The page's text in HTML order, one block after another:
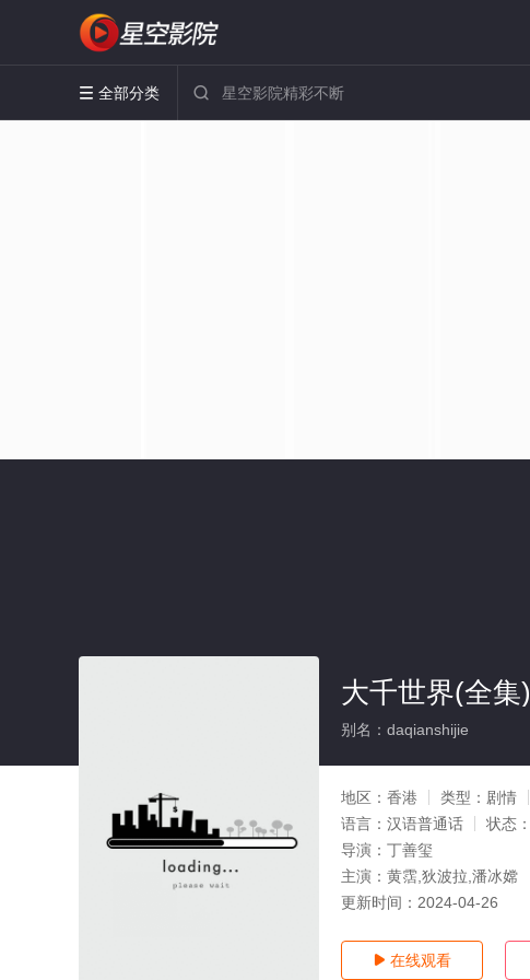
 全部分类 
大千世界(全集)
别名：daqianshijie
地区： 香港 类型： 剧情
语言： 汉语普通话 状态：
导演： 丁善玺
主演： 黄霑,狄波拉,潘冰嫦
更新时间： 2024-04-26
 在线观看